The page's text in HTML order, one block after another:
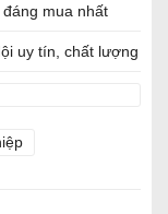
mua nhất
uy tín, chất lượng